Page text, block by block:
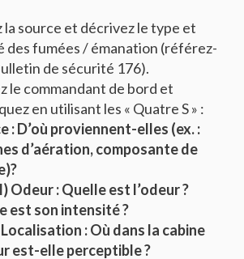
source et décrivez le type et
des fumées / émanation (référez-
de sécurité 176).
le commandant de bord et
en utilisant les « Quatre S » :
: D’où proviennent-elles (ex. :
d’aération, composante de
Odeur : Quelle est l’odeur ?
est son intensité ?
: Où dans la cabine
est-elle perceptible ?